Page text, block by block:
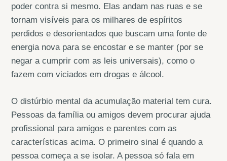
poder contra si mesmo. Elas andam nas ruas e se
tornam visíveis para os milhares de espíritos
perdidos e desorientados que buscam uma fonte de
energia nova para se encostar e se manter (por se
negar a cumprir com as leis universais), como o
fazem com viciados em drogas e álcool.
O distúrbio mental da acumulação material tem cura.
Pessoas da família ou amigos devem procurar ajuda
profissional para amigos e parentes com as
características acima. O primeiro sinal é quando a
pessoa começa a se isolar. A pessoa só fala em